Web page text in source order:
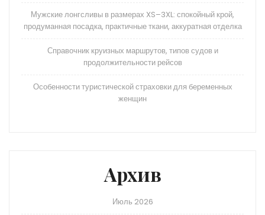
Мужские лонгсливы в размерах XS–3XL: спокойный крой,
продуманная посадка, практичные ткани, аккуратная отделка
Справочник круизных маршрутов, типов судов и
продолжительности рейсов
Особенности туристической страховки для беременных
женщин
Архив
Июль 2026